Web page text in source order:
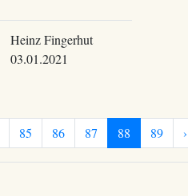
Heinz Fingerhut
03.01.2021
85 86 87 88 89 ›